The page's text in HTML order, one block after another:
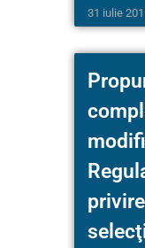
31 iulie